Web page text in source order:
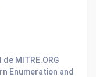
MITRE.ORG
Enumeration and